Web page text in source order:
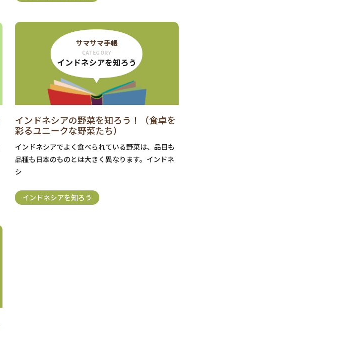
サマサマ手帳
CATEGORY
インドネシアを知ろう
インドネシアの野菜を知ろう！（食卓を
彩るユニークな野菜たち）
インドネシアでよく食べられている野菜は、品目も
品種も日本のものとは大きく異なります。インドネ
シ
インドネシアを知ろう